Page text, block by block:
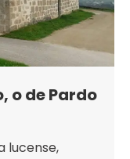
o de Pardo
lucense,